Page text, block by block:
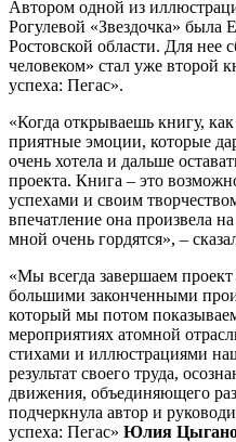
Автором одной из
Рогулевой «Звездочка» была
Ростовской области. Для нее
человеком» стал уже второй
успеха: Пегас».
«Когда открываешь книгу,
приятные эмоции, которые
очень хотела и дальше
проекта. Книга – это
успехами и своим
впечатление она произвела
мной очень гордятся», –
«Мы всегда завершаем
большими законченными
который мы потом
мероприятиях атомной
стихами и иллюстрациями
результат своего труда,
движения, объединяющего
подчеркнула автор и
успеха: Пегас» Юлия